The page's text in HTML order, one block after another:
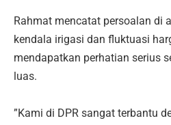
‎Rahmat mencatat persoalan di
kendala irigasi dan fluktuasi
mendapatkan perhatian serius
luas.
‎”Kami di DPR sangat terbantu